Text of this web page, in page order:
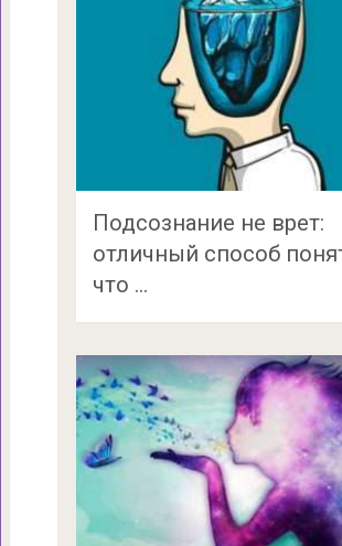
Подсознание не врет:
отличный способ
что …